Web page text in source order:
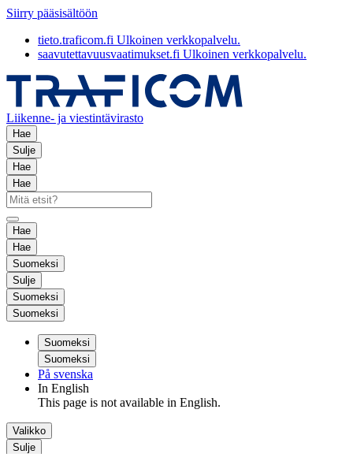
Siirry pääsisältöön
tieto.traficom.fi Ulkoinen verkkopalvelu.
saavutettavuusvaatimukset.fi Ulkoinen verkkopalvelu.
Liikenne- ja viestintävirasto
Hae
Sulje
Hae
Hae
Hae
Hae
Suomeksi
Sulje
Suomeksi
Suomeksi
Suomeksi
Suomeksi
På svenska
In English
This page is not available in English.
Valikko
Sulje